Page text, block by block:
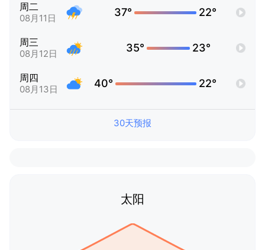
周二
08月11日 37° 22°
周三
08月12日 35° 23°
周四
08月13日 40° 22°
30天预报
太阳